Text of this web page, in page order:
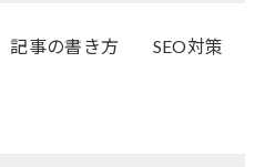
記事の書き方 SEO対策